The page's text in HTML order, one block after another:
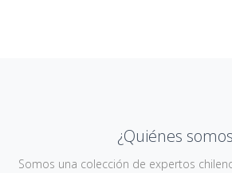
¿Quiénes
Somos una colección de expertos